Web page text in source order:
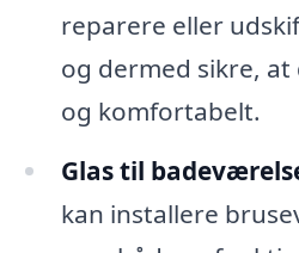
reparere eller
og dermed sikre,
og komfortabelt.
Glas til
kan installere